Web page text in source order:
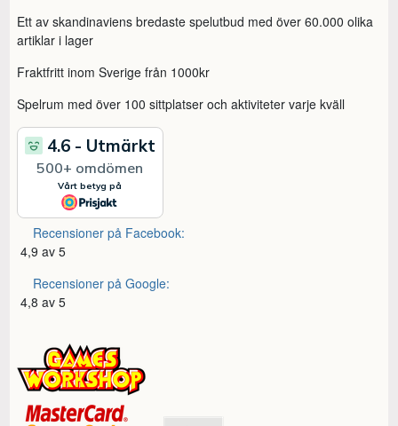
Ett av skandinaviens bredaste spelutbud med över 60.000 olika
artiklar i lager
Fraktfritt inom Sverige från 1000kr
Spelrum med över 100 sittplatser och aktiviteter varje kväll
Recensioner på Facebook:
4,9 av 5
Recensioner på Google:
4,8 av 5